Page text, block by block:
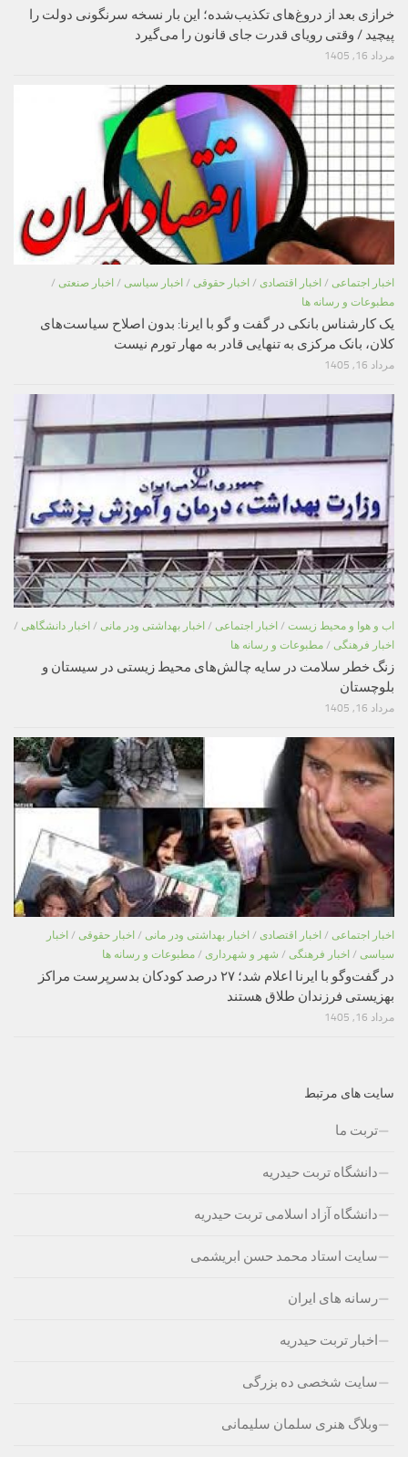
خرازی بعد از دروغ‌های تکذیب‌شده؛ این بار نسخه سرنگونی دولت را
پیچید / وقتی رویای قدرت جای قانون را می‌گیرد
مرداد 16, 1405
اخبار اجتماعی / اخبار اقتصادی / اخبار حقوقی / اخبار سیاسی / اخبار صنعتی /
مطبوعات و رسانه ها
یک کارشناس بانکی در گفت و گو با ایرنا: بدون اصلاح سیاست‌های
کلان، بانک مرکزی به تنهایی قادر به مهار تورم نیست
مرداد 16, 1405
اب و هوا و محیط زیست / اخبار اجتماعی / اخبار بهداشتی ودر مانی / اخبار دانشگاهی /
اخبار فرهنگی / مطبوعات و رسانه ها
زنگ خطر سلامت در سایه چالش‌های محیط زیستی در سیستان و
بلوچستان
مرداد 16, 1405
اخبار اجتماعی / اخبار اقتصادی / اخبار بهداشتی ودر مانی / اخبار حقوقی / اخبار
سیاسی / اخبار فرهنگی / شهر و شهرداری / مطبوعات و رسانه ها
در گفت‌وگو با ایرنا اعلام شد؛ ۲۷ درصد کودکان بدسرپرست مراکز
بهزیستی فرزندان طلاق هستند
مرداد 16, 1405
سایت های مرتبط
تربت ما
دانشگاه تربت حیدریه
دانشگاه آزاد اسلامی تربت حیدریه
سایت استاد محمد حسن ابریشمی
رسانه های ایران
اخبار تربت حیدریه
سایت شخصی ده بزرگی
وبلاگ هنری سلمان سلیمانی